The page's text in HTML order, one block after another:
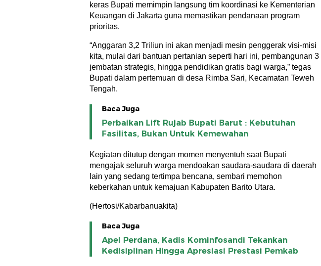
keras Bupati memimpin langsung tim koordinasi ke Kementerian
Keuangan di Jakarta guna memastikan pendanaan program
prioritas.
“Anggaran 3,2 Triliun ini akan menjadi mesin penggerak visi-misi
kita, mulai dari bantuan pertanian seperti hari ini, pembangunan 3
jembatan strategis, hingga pendidikan gratis bagi warga,” tegas
Bupati dalam pertemuan di desa Rimba Sari, Kecamatan Teweh
Tengah.
Baca Juga
Perbaikan Lift Rujab Bupati Barut : Kebutuhan
Fasilitas, Bukan Untuk Kemewahan
Kegiatan ditutup dengan momen menyentuh saat Bupati
mengajak seluruh warga mendoakan saudara-saudara di daerah
lain yang sedang tertimpa bencana, sembari memohon
keberkahan untuk kemajuan Kabupaten Barito Utara.
(Hertosi/Kabarbanuakita)
Baca Juga
Apel Perdana, Kadis Kominfosandi Tekankan
Kedisiplinan Hingga Apresiasi Prestasi Pemkab